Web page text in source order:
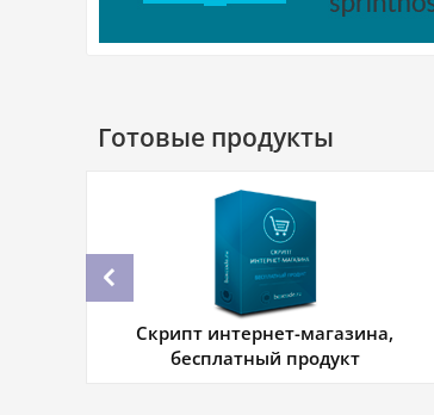
Готовые продукты
Скрипт интернет-магазина,
бесплатный продукт